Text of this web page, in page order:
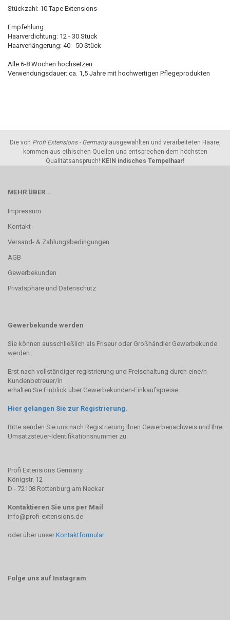
Stückzahl: 10 Tape Extensions
Empfehlung:
Haarverdichtung: 12 - 30 Stück
Haarverlängerung: 40 - 50 Stück
Alle 6-8 Wochen hochsetzen
Verwendungsdauer: ca. 1,5 Jahre mit hochwertigen Pflegeprodukten
Die von Profi Extensions - Germanyausgewählten und verarbeiteten Haare,
kommen aus ethischen Quellen und entsprechen dem höchsten
Qualitätsanspruch! KEIN indisches Tempelhaar!
MEHR ÜBER...
Impressum
Kontakt
Versand- & Zahlungsbedingungen
AGB
Gewerbekunden
Privatsphäre und Datenschutz
Gewerbekunde werden
Sie können ausschließlich als Friseur oder Großhändler Gewerbekunde
werden.
Erst nach vollständiger registrierung und Freischaltung durch eine/n
Kundenbetreuer/in
erhalten Sie Einblick über Gewerbekunden-Einkaufspreise.
Hier gelangen Sie zur Registrierung.
Bitte senden Sie uns nach Registrierung Ihren Gewerbenachweis und Ihre
Umsatzsteuer-Identifikationsnummer zu.
Profi Extensions Germany
Königstr. 12
D - 72108 Rottenburg am Neckar
Kontaktieren Sie uns per Mail
info@profi-extensions.de
oder über unser Kontaktformular
Folge uns auf Instagram